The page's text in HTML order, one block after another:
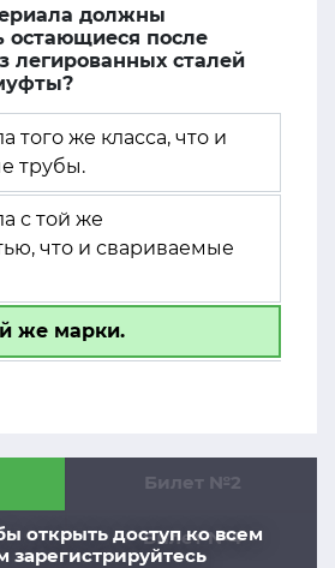
должны
остающиеся после
легированных сталей
того же класса, что и
трубы.
с той же
что и свариваемые
же марки.
открыть доступ ко всем
зарегистрируйтесь
Билет №2
Билет №4